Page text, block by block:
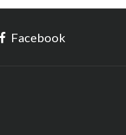
Facebook